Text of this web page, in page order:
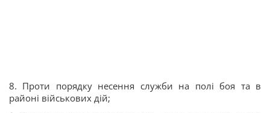
8. Проти порядку несення служби на полі боя та в
районі військових дій;